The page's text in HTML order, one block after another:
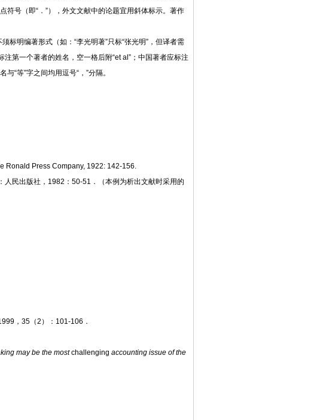
符号（即“．”），外文文献中的论题宜用斜体标示。著作
标明编著形式（如： “李光明著”只标“张光明”，但译者需
第一个著者的姓名，空一格后附“et al”；中国著者应标注
“等”字之间均用逗号“，”分隔。
Ronald Press Company, 1922: 142-156.
人民出版社， 1982：50-51．（本例为析出文献时采用的
，35（2）：101-106．
may be the mostchallenging accounting issue of the